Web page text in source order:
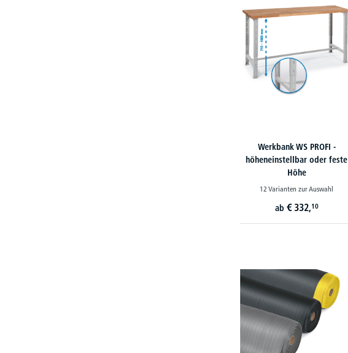
Werkbank WS PROFI -
höheneinstellbar oder feste
Höhe
12 Varianten zur Auswahl
ab € 332,10